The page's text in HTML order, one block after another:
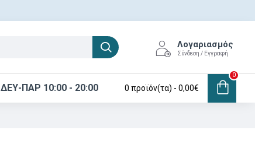
Λογαριασμός
Σύνδεση / Εγγραφή
ΔΕΥ-ΠΑΡ 10:00 - 20:00 0 προϊόν(τα) - 0,00€
0